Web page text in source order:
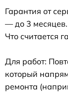
Гарантия от
— до 3 месяцев.
Что считается
Для работ:
который
ремонта